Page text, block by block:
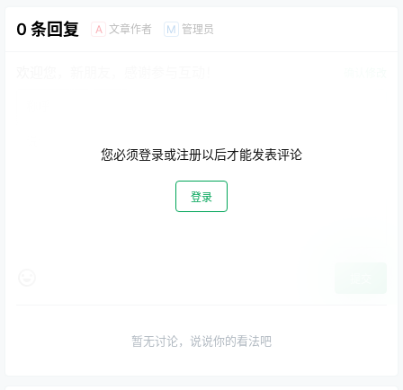
0 条回复 A 文章作者 M 管理员
您必须登录或注册以后才能发表评论
登录
暂无讨论，说说你的看法吧